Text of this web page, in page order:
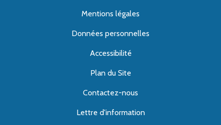
Mentions légales
Données personnelles
Accessibilité
Plan du Site
Contactez-nous
Lettre d'information